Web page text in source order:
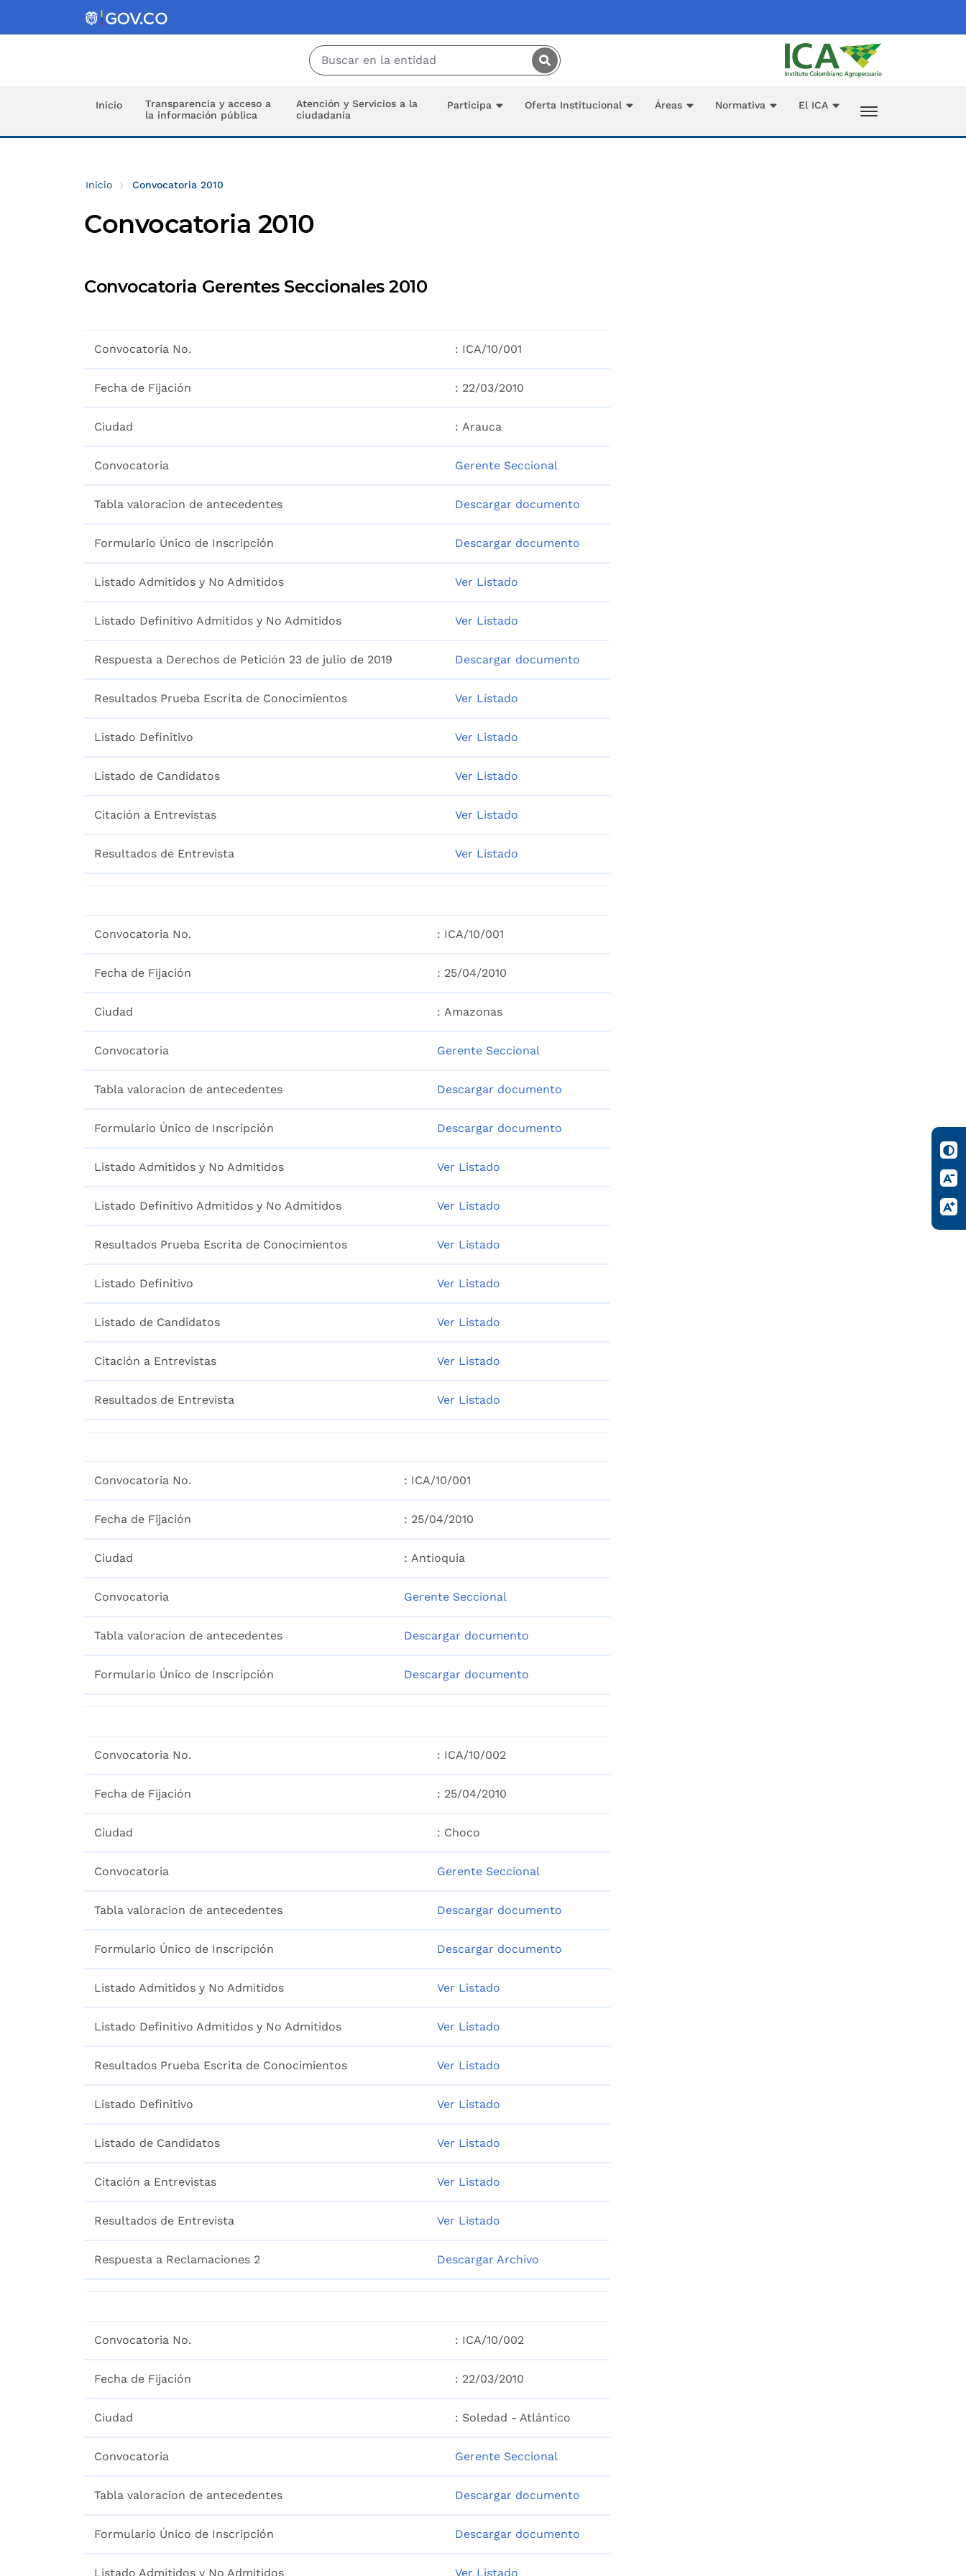
Inicio
Transparencia y acceso a
la información pública
Atención y Servicios a la
ciudadanía
Participa Oferta Institucional Áreas Normativa El ICA
Inicio Convocatoria 2010
Convocatoria 2010
Convocatoria Gerentes Seccionales 2010
Convocatoria No. : ICA/10/001
Fecha de Fijación : 22/03/2010
Ciudad : Arauca
Convocatoria Gerente Seccional
Tabla valoracion de antecedentes Descargar documento
Formulario Único de Inscripción Descargar documento
Listado Admitidos y No Admitidos Ver Listado
Listado Definitivo Admitidos y No Admitidos Ver Listado
Respuesta a Derechos de Petición 23 de julio de 2019 Descargar documento
Resultados Prueba Escrita de Conocimientos Ver Listado
Listado Definitivo Ver Listado
Listado de Candidatos Ver Listado
Citación a Entrevistas Ver Listado
Resultados de Entrevista Ver Listado
Convocatoria No. : ICA/10/001
Fecha de Fijación : 25/04/2010
Ciudad : Amazonas
Convocatoria Gerente Seccional
Tabla valoracion de antecedentes Descargar documento
Formulario Único de Inscripción Descargar documento
Listado Admitidos y No Admitidos Ver Listado
Listado Definitivo Admitidos y No Admitidos Ver Listado
Resultados Prueba Escrita de Conocimientos Ver Listado
Listado Definitivo Ver Listado
Listado de Candidatos Ver Listado
Citación a Entrevistas Ver Listado
Resultados de Entrevista Ver Listado
Convocatoria No. : ICA/10/001
Fecha de Fijación : 25/04/2010
Ciudad : Antioquia
Convocatoria Gerente Seccional
Tabla valoracion de antecedentes Descargar documento
Formulario Único de Inscripción Descargar documento
Convocatoria No. : ICA/10/002
Fecha de Fijación : 25/04/2010
Ciudad : Choco
Convocatoria Gerente Seccional
Tabla valoracion de antecedentes Descargar documento
Formulario Único de Inscripción Descargar documento
Listado Admitidos y No Admitidos Ver Listado
Listado Definitivo Admitidos y No Admitidos Ver Listado
Resultados Prueba Escrita de Conocimientos Ver Listado
Listado Definitivo Ver Listado
Listado de Candidatos Ver Listado
Citación a Entrevistas Ver Listado
Resultados de Entrevista Ver Listado
Respuesta a Reclamaciones 2 Descargar Archivo
Convocatoria No. : ICA/10/002
Fecha de Fijación : 22/03/2010
Ciudad : Soledad - Atlántico
Convocatoria Gerente Seccional
Tabla valoracion de antecedentes Descargar documento
Formulario Único de Inscripción Descargar documento
Listado Admitidos y No Admitidos Ver Listado